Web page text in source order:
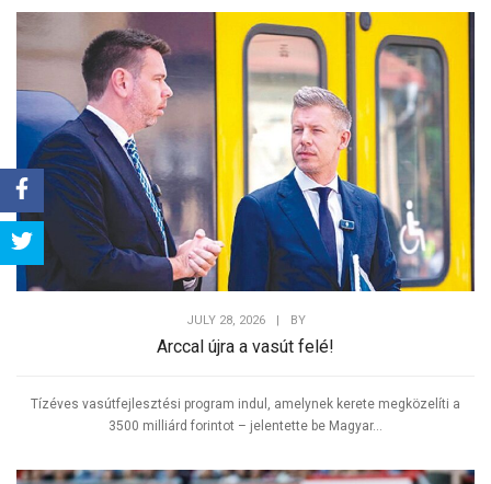
JULY 28, 2026 | BY
Arccal újra a vasút felé!
Tízéves vasútfejlesztési program indul, amelynek kerete megközelíti a
3500 milliárd forintot – jelentette be Magyar...
Share
Tweet